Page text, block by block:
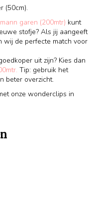
(50cm).
garen (200mtr) kunt
stofje? Als jij aangeeft
wij de perfecte match voor
uit zijn? Kies dan
Tip: gebruik het
beter overzicht.
onze wonderclips in